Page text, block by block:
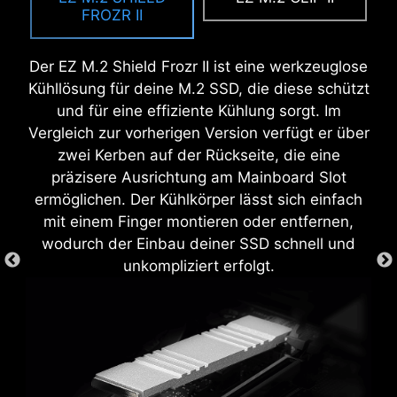
FROZR II
Der EZ M.2 Shield Frozr II ist eine werkzeuglose
Kühllösung für deine M.2 SSD, die diese schützt
und für eine effiziente Kühlung sorgt. Im
Vergleich zur vorherigen Version verfügt er über
zwei Kerben auf der Rückseite, die eine
präzisere Ausrichtung am Mainboard Slot
ermöglichen. Der Kühlkörper lässt sich einfach
mit einem Finger montieren oder entfernen,
wodurch der Einbau deiner SSD schnell und
unkompliziert erfolgt.
der sowohl Schutz als auch Komfort bietet und
gleichzeitig die Gesamtlebensdauer des
EZ MOUNTING
Die Schaltkreise der MSI-Mainboards sorgen
Mainboard gesteckt, ohne dass sie geschraubt
werden muss.
EZ DEBUG LED
Die Onboard-LEDs zeigen die Quelle des
Problems an, sodass genau erkennbar ist, wo
nachgeschaut werden muss, um den Betrieb
wiederherzustellen.
Das Thema Übertakten kann für manche Nutzer
für Prozessor und RAM zugänglicher gemacht,
damit du deine Leistung ganz einfach
verbessern kannst, ohne dich mit komplizierten
Einstellungen befassen zu müssen.
CREATION BOOST